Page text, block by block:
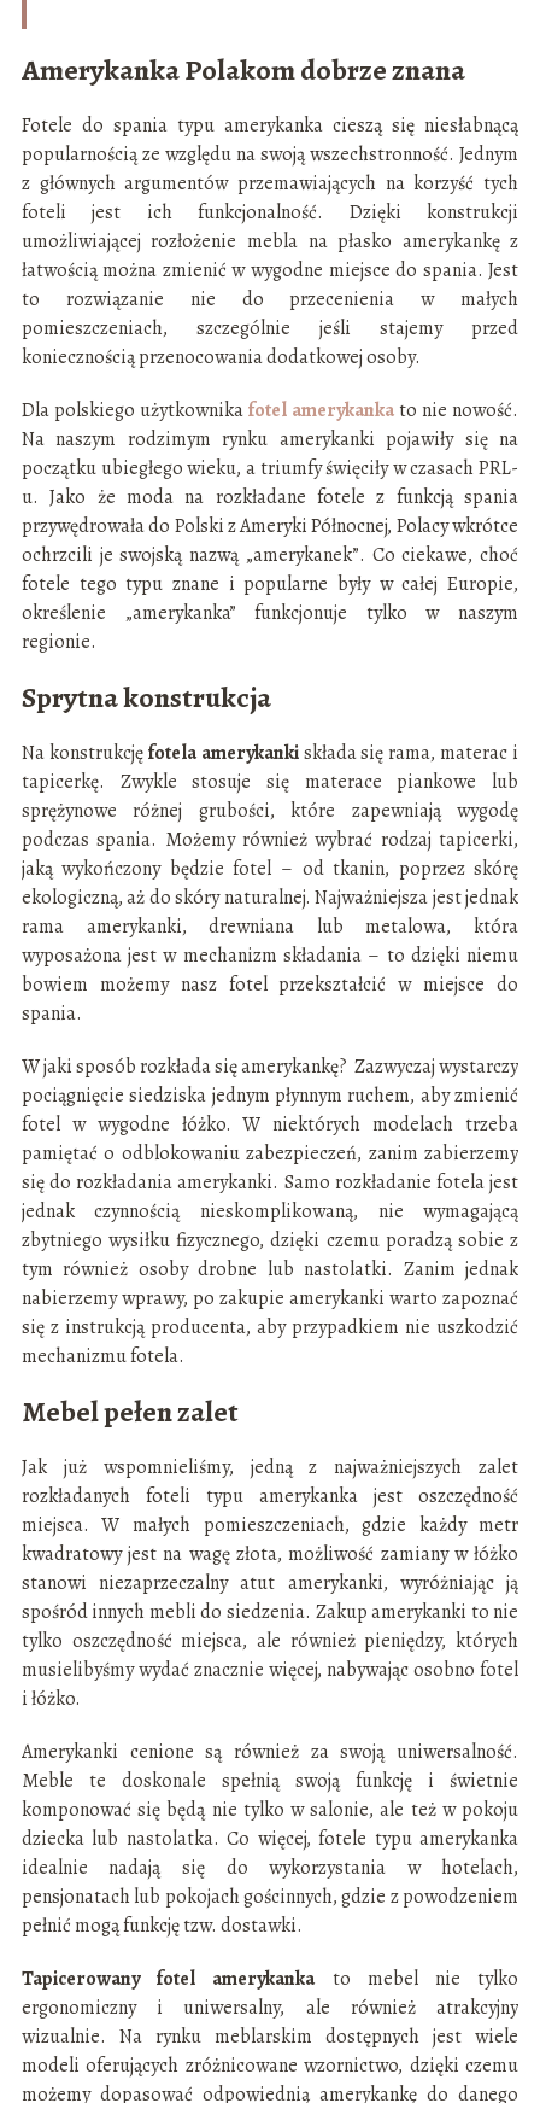
Amerykanka Polakom dobrze znana
Fotele do spania typu amerykanka cieszą się niesłabnącą
popularnością ze względu na swoją wszechstronność. Jednym
z głównych argumentów przemawiających na korzyść tych
foteli jest ich funkcjonalność. Dzięki konstrukcji
umożliwiającej rozłożenie mebla na płasko amerykankę z
łatwością można zmienić w wygodne miejsce do spania. Jest
to rozwiązanie nie do przecenienia w małych
pomieszczeniach, szczególnie jeśli stajemy przed
koniecznością przenocowania dodatkowej osoby.
Dla polskiego użytkownikafotel amerykankato nie nowość.
Na naszym rodzimym rynku amerykanki pojawiły się na
początku ubiegłego wieku, a triumfy święciły w czasach PRL-
u. Jako że moda na rozkładane fotele z funkcją spania
przywędrowała do Polski z Ameryki Północnej, Polacy wkrótce
ochrzcili je swojską nazwą „amerykanek”. Co ciekawe, choć
fotele tego typu znane i popularne były w całej Europie,
określenie „amerykanka” funkcjonuje tylko w naszym
regionie.
Sprytna konstrukcja
Na konstrukcjęfotela amerykankiskłada się rama, materac i
tapicerkę. Zwykle stosuje się materace piankowe lub
sprężynowe różnej grubości, które zapewniają wygodę
podczas spania. Możemy również wybrać rodzaj tapicerki,
jaką wykończony będzie fotel – od tkanin, poprzez skórę
ekologiczną, aż do skóry naturalnej. Najważniejsza jest jednak
rama amerykanki, drewniana lub metalowa, która
wyposażona jest w mechanizm składania – to dzięki niemu
bowiem możemy nasz fotel przekształcić w miejsce do
spania.
W jaki sposób rozkłada się amerykankę? Zazwyczaj wystarczy
pociągnięcie siedziska jednym płynnym ruchem, aby zmienić
fotel w wygodne łóżko. W niektórych modelach trzeba
pamiętać o odblokowaniu zabezpieczeń, zanim zabierzemy
się do rozkładania amerykanki. Samo rozkładanie fotela jest
jednak czynnością nieskomplikowaną, nie wymagającą
zbytniego wysiłku fizycznego, dzięki czemu poradzą sobie z
tym również osoby drobne lub nastolatki. Zanim jednak
nabierzemy wprawy, po zakupie amerykanki warto zapoznać
się z instrukcją producenta, aby przypadkiem nie uszkodzić
mechanizmu fotela.
Mebel pełen zalet
Jak już wspomnieliśmy, jedną z najważniejszych zalet
rozkładanych foteli typu amerykanka jest oszczędność
miejsca. W małych pomieszczeniach, gdzie każdy metr
kwadratowy jest na wagę złota, możliwość zamiany w łóżko
stanowi niezaprzeczalny atut amerykanki, wyróżniając ją
spośród innych mebli do siedzenia. Zakup amerykanki to nie
tylko oszczędność miejsca, ale również pieniędzy, których
musielibyśmy wydać znacznie więcej, nabywając osobno fotel
i łóżko.
Amerykanki cenione są również za swoją uniwersalność.
Meble te doskonale spełnią swoją funkcję i świetnie
komponować się będą nie tylko w salonie, ale też w pokoju
dziecka lub nastolatka. Co więcej, fotele typu amerykanka
idealnie nadają się do wykorzystania w hotelach,
pensjonatach lub pokojach gościnnych, gdzie z powodzeniem
pełnić mogą funkcję tzw. dostawki.
Tapicerowany fotel amerykanka to mebel nie tylko
ergonomiczny i uniwersalny, ale również atrakcyjny
wizualnie. Na rynku meblarskim dostępnych jest wiele
modeli oferujących zróżnicowane wzornictwo, dzięki czemu
możemy dopasować odpowiednią amerykankę do danego